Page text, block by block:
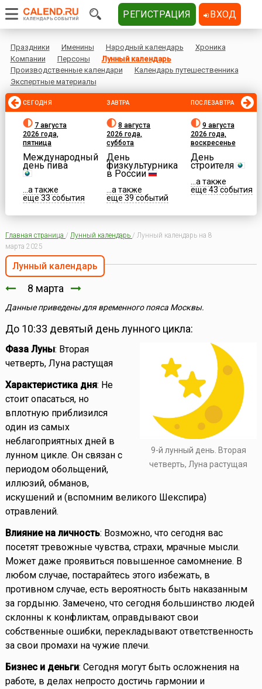
Праздники Именины Народный календарь
Хроника
Компании
Персоны
Лунный календарь
Производственные календари
Календарь путешественника
Экспертные материалы
СЕГОДНЯ
7 августа
2026 года,
пятница
Международный
день пива
...а также
еще 33 события
ЗАВТРА
8 августа
2026 года,
суббота
День
физкультурника
в России
...а также
еще 39 событий
ПОСЛЕЗАВТРА
9 августа
2026 года,
воскресенье
День
строителя
...а также
еще 43 события
Главная страница / Лунный календарь / Лунный календарь на 8
марта 2025
Лунный календарь
8 марта
Данные приведены для временного пояса Москвы.
До 10:33 девятый день лунного цикла:
9-й лунный день. Вторая
четверть, Луна растущая
Фаза Луны: Вторая
четверть, Луна растущая
Характеристика дня: Не
стоит опасаться, но
вплотную приблизился
один из самых
неблагоприятных дней в
лунном цикле. Он связан с
периодом обольщений,
иллюзий, обманов,
искушений и (вспомним великого Шекспира)
отравлений.
Влияние на личность: Возможно, что сегодня вас
посетят тревожные чувства, страхи, мрачные мысли.
Может даже проявиться повышенное самомнение. В
любом случае, постарайтесь этого избежать, в
противном случае, есть вероятность быть наказанным
за гордыню. Замечено, что сегодня большинство людей
склонны к конфликтам, оправдывают свои
собственные ошибки, перекладывают ответственность
за свои промахи на чужие плечи.
Бизнес и деньги: Сегодня могут быть осложнения на
работе, в делах непросто достичь гармонии и
РЕГИСТРАЦИЯ ВХОД